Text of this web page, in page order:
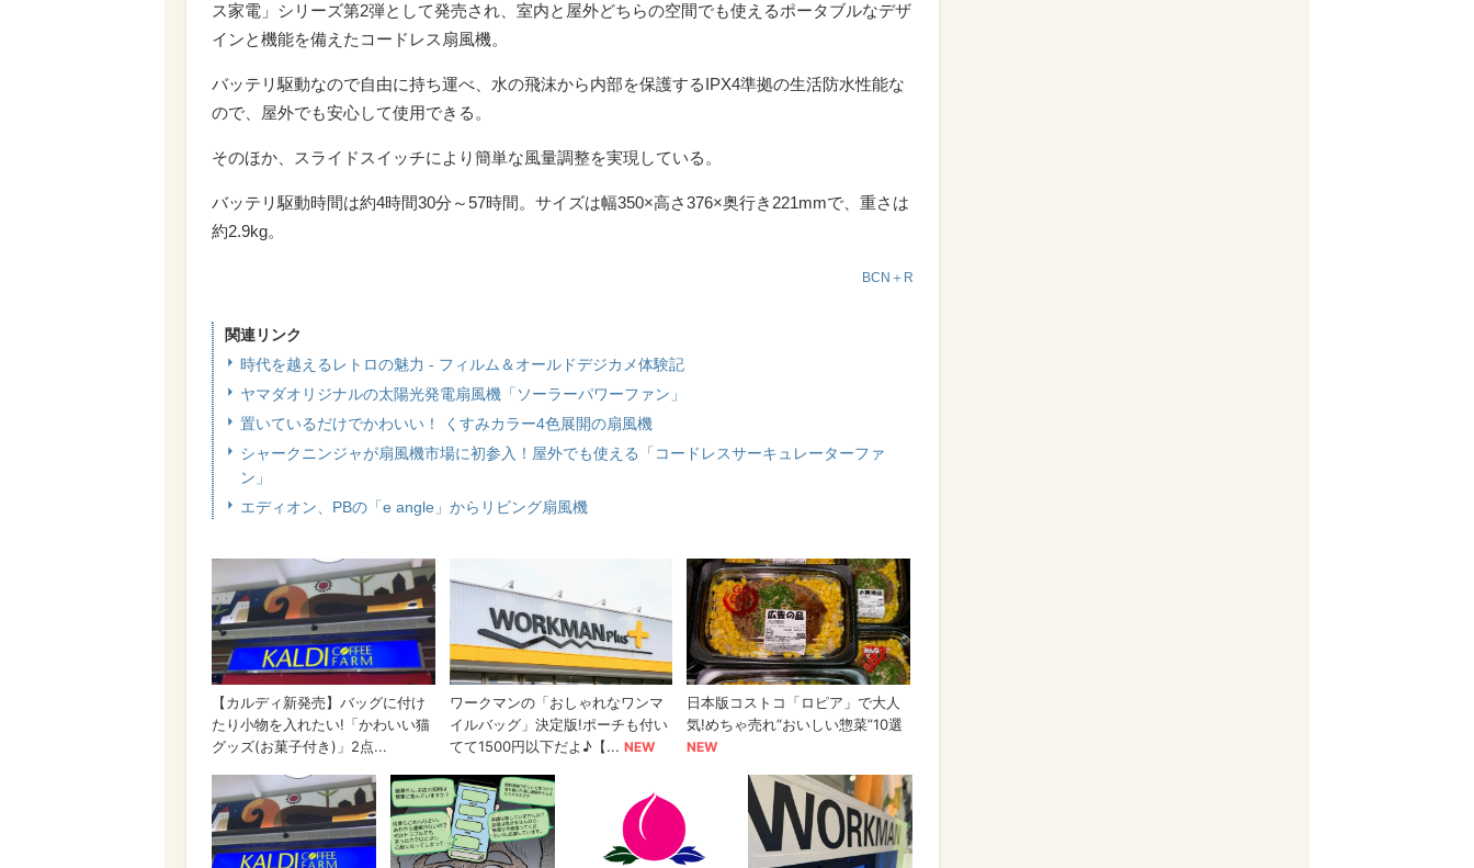
ス家電」シリーズ第2弾として発売され、室内と屋外どちらの空間でも使えるポータブルなデザ
インと機能を備えたコードレス扇風機。
バッテリ駆動なので自由に持ち運べ、水の飛沫から内部を保護するIPX4準拠の生活防水性能な
ので、屋外でも安心して使用できる。
そのほか、スライドスイッチにより簡単な風量調整を実現している。
バッテリ駆動時間は約4時間30分～57時間。サイズは幅350×高さ376×奥行き221mmで、重さは
約2.9kg。
BCN＋R
関連リンク
時代を越えるレトロの魅力 - フィルム＆オールドデジカメ体験記
ヤマダオリジナルの太陽光発電扇風機「ソーラーパワーファン」
置いているだけでかわいい！ くすみカラー4色展開の扇風機
シャークニンジャが扇風機市場に初参入！屋外でも使える「コードレスサーキュレーターファ
ン」
エディオン、PBの「e angle」からリビング扇風機